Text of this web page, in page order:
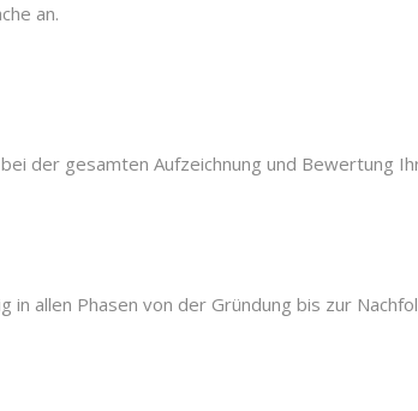
an.
der gesamten Aufzeichnung und Bewertung
allen Phasen von der Gründung bis zur